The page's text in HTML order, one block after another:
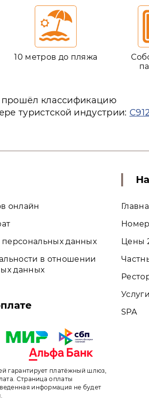
10 метров до пляжа
классификацию
туристской индустрии:
онлайн
персональных данных
в отношении
данных
гарантирует платёжный шлюз,
Страница оплаты
информация не будет
Цены
SPA